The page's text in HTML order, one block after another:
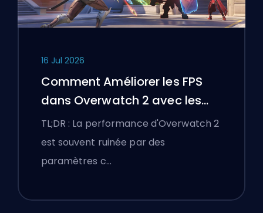
16 Jul 2026
Comment Améliorer les FPS
dans Overwatch 2 avec les
Meilleurs Paramètres
TL;DR : La performance d'Overwatch 2
est souvent ruinée par des
paramètres c…